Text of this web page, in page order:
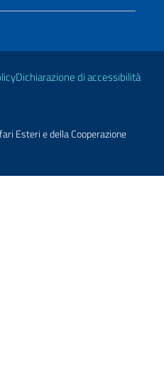
Dichiarazione di accessibilità
Esteri e della Cooperazione